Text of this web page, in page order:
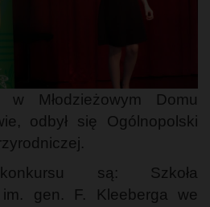
Młodzieżowym Domu
odbył się Ogólnopolski
konkursu są: Szkoła
gen. F. Kleeberga we